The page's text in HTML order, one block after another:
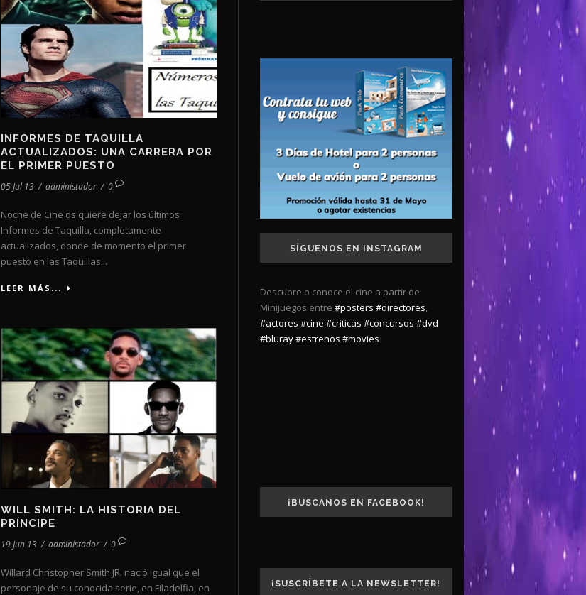
INFORMES DE TAQUILLA
ACTUALIZADOS: UNA CARRERA POR
EL PRIMER PUESTO
05 Jul 13 / administador / 0
Noche de Cine os quiere dejar los últimos
Informes de Taquilla, completamente
actualizados, donde de momento el primer
puesto en las Taquillas...
LEER MÁS...
WILL SMITH: LA HISTORIA DEL
PRÍNCIPE
19 Jun 13 / administador / 0
Willard Christopher Smith JR. nació igual que el
personaje de su conocida serie, en Filadelfia, en
SÍGUENOS EN INSTAGRAM
Descubre o conoce el cine a partir de
Minijuegos entre #posters #directores,
#actores #cine #criticas #concursos #dvd
#bluray#estrenos #movies
¡BUSCANOS EN FACEBOOK!
¡SUSCRÍBETE A LA NEWSLETTER!